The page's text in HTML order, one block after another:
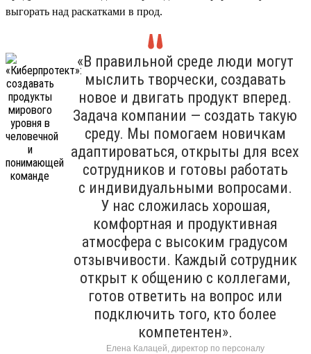
выгорать над раскатками в прод.
«В правильной среде люди могут
мыслить творчески, создавать
новое и двигать продукт вперед.
Задача компании — создать такую
среду. Мы помогаем новичкам
адаптироваться, открыты для всех
сотрудников и готовы работать
с индивидуальными вопросами.
У нас сложилась хорошая,
комфортная и продуктивная
атмосфера с высоким градусом
отзывчивости. Каждый сотрудник
открыт к общению с коллегами,
готов ответить на вопрос или
подключить того, кто более
компетентен».
Елена Калацей, директор по персоналу